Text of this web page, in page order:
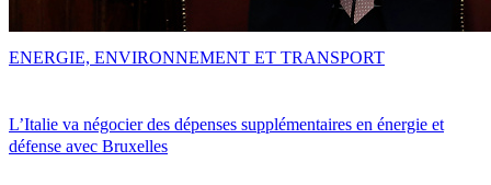
L’Italie va négocier des dépenses supplémentaires en énergie et
défense avec Bruxelles
ENERGIE, ENVIRONNEMENT ET TRANSPORT